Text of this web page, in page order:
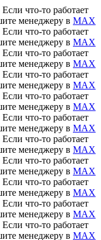
что-то работает
менеджеру в MAX
что-то работает
менеджеру в MAX
что-то работает
менеджеру в MAX
что-то работает
менеджеру в MAX
что-то работает
менеджеру в MAX
что-то работает
менеджеру в MAX
что-то работает
менеджеру в MAX
что-то работает
менеджеру в MAX
что-то работает
менеджеру в MAX
что-то работает
менеджеру в MAX
что-то работает
менеджеру в MAX